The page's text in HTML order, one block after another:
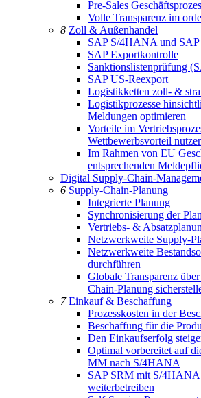
Pre-Sales
Volle Transparenz im
8 Zoll & Außenhandel
SAP S/4HANA und SAP
SAP Exportkontrolle
Sanktionslistenprüfung
SAP US-Reexport
Logistikketten zoll- &
Logistikprozesse
Meldungen optimieren
Vorteile im
Wettbewerbsvorteil
Im Rahmen von EU
entsprechenden
Digital Supply-Chain-
6 Supply-Chain-Planung
Integrierte Planung
Synchronisierung der
Vertriebs- &
Netzwerkweite Supply-
Netzwerkweite
durchführen
Globale Transparenz
Chain-Planung
7Einkauf & Beschaffung
Prozesskosten in der
Beschaffung für die
Den Einkaufserfolg
Optimal vorbereitet auf
MM nach S/4HANA
SAP SRM mit S/4HANA
weiterbetreiben